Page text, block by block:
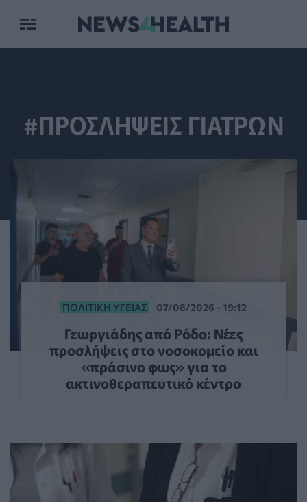
#ΠΡΟΣΛΗΨΕΙΣ ΓΙΑΤΡΩΝ
ΠΟΛΙΤΙΚΉ ΥΓΕΊΑΣ 07/08/2026 - 19:12
Γεωργιάδης από Ρόδο: Νέες
προσλήψεις στο νοσοκομείο και
«πράσινο φως» για το
ακτινοθεραπευτικό κέντρο